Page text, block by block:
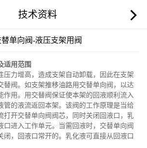
技术资料
替单向阀-液压支架用阀
适用范围
压力增高，造成支架自动卸载，因此在支架
替阀。如支架推移油路用交替单向阀，以达
作用。用交替阀保证使本架的回液顺利流入
管的液流返回本架。该阀的工作原理是当给
打开交替单向阀阀芯，同时关闭回液口，乳
口进入工作单元。当需回液时，交替单向阀
闭，回液口常开的。乳化液可直接从回液口